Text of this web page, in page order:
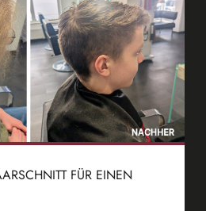
FÜR EINEN